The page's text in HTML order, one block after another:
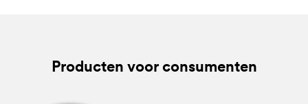
Producten voor consumenten